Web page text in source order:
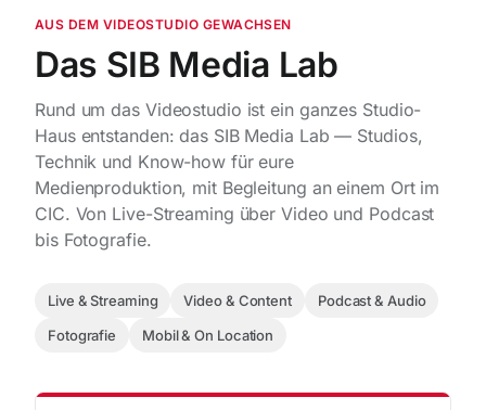
AUS DEM VIDEOSTUDIO GEWACHSEN
Das SIB Media Lab
Rund um das Videostudio ist ein ganzes Studio-
Haus entstanden: das SIB Media Lab — Studios,
Technik und Know-how für eure
Medienproduktion, mit Begleitung an einem Ort im
CIC. Von Live-Streaming über Video und Podcast
bis Fotografie.
Live & Streaming Video & Content
Podcast & Audio
Fotografie
Mobil & On Location